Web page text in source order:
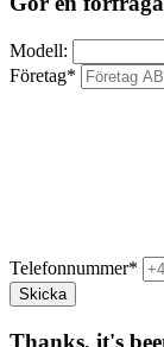
Modell:
Företag*
Telefonnummer*
Thanks, it's